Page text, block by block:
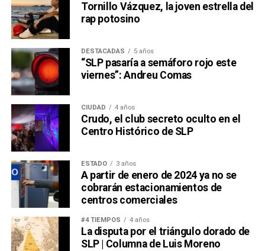
Tornillo Vázquez, la joven estrella del
rap potosino
DESTACADAS 5 años
“SLP pasaría a semáforo rojo este
viernes”: Andreu Comas
CIUDAD 4 años
Crudo, el club secreto oculto en el
Centro Histórico de SLP
ESTADO 3 años
A partir de enero de 2024 ya no se
cobrarán estacionamientos de
centros comerciales
#4 TIEMPOS 4 años
La disputa por el triángulo dorado de
SLP | Columna de Luis Moreno